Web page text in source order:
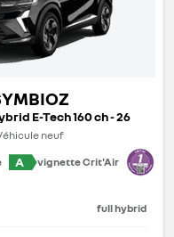
E-Tech 160 ch - 26
neuf
A vignette Crit'Air
full hybrid